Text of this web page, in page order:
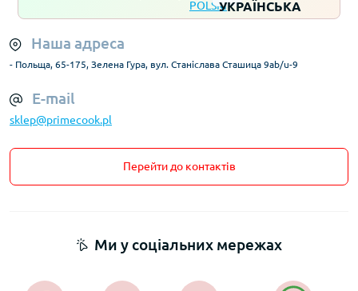
Наша адреса
- Польща, 65-175, Зелена Гура, вул. Станіслава Сташица 9ab/u-9
E-mail
sklep@primecook.pl
Перейти до контактів
Ми у соціальних мережах